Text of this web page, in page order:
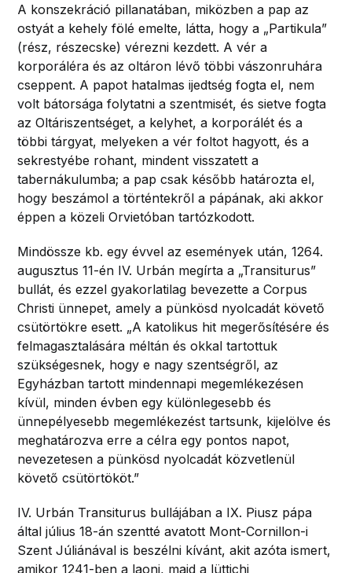
A konszekráció pillanatában, miközben a pap az
ostyát a kehely fölé emelte, látta, hogy a „Partikula”
(rész, részecske) vérezni kezdett. A vér a
korporáléra és az oltáron lévő többi vászonruhára
cseppent. A papot hatalmas ijedtség fogta el, nem
volt bátorsága folytatni a szentmisét, és sietve fogta
az Oltáriszentséget, a kelyhet, a korporálét és a
többi tárgyat, melyeken a vér foltot hagyott, és a
sekrestyébe rohant, mindent visszatett a
tabernákulumba; a pap csak később határozta el,
hogy beszámol a történtekről a pápának, aki akkor
éppen a közeli Orvietóban tartózkodott.
Mindössze kb. egy évvel az események után, 1264.
augusztus 11-én IV. Urbán megírta a „Transiturus”
bullát, és ezzel gyakorlatilag bevezette a Corpus
Christi ünnepet, amely a pünkösd nyolcadát követő
csütörtökre esett. „A katolikus hit megerősítésére és
felmagasztalására méltán és okkal tartottuk
szükségesnek, hogy e nagy szentségről, az
Egyházban tartott mindennapi megemlékezésen
kívül, minden évben egy különlegesebb és
ünnepélyesebb megemlékezést tartsunk, kijelölve és
meghatározva erre a célra egy pontos napot,
nevezetesen a pünkösd nyolcadát közvetlenül
követő csütörtököt.”
IV. Urbán Transiturus bullájában a IX. Piusz pápa
által július 18-án szentté avatott Mont-Cornillon-i
Szent Júliánával is beszélni kívánt, akit azóta ismert,
amikor 1241-ben a laoni, majd a lüttichi